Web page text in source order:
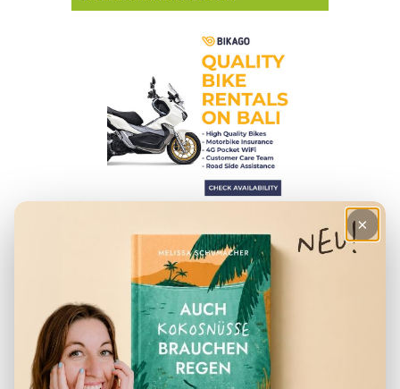
HILFREICHE ARTIKEL
– Checkliste für den Urlaub
– Deine Finanzen in Indonesien
– Der perfekte Reiserucksack
– Visum für Indonesien
×